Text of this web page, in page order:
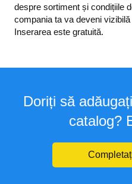
despre sortiment și condițiile
compania ta va deveni
Inserarea este gratuită.
Doriți să
catalog?